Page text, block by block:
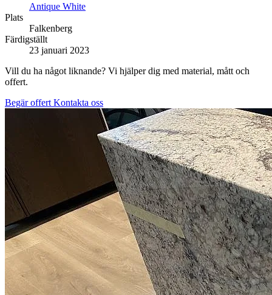
Antique White
Plats
Falkenberg
Färdigställt
23 januari 2023
Vill du ha något liknande? Vi hjälper dig med material, mått och
offert.
Begär offert Kontakta oss